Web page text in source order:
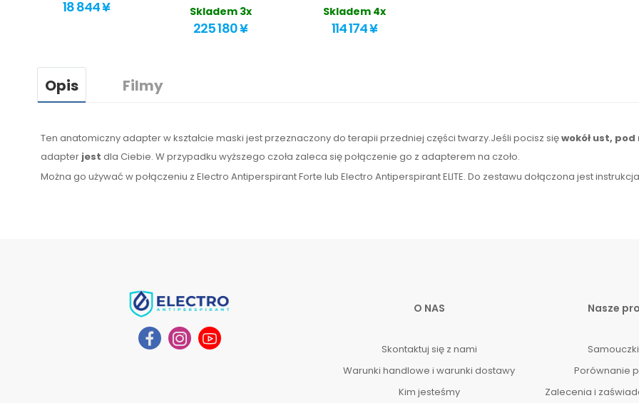
18 844 ¥ Skladem 3x
225 180 ¥
Skladem 4x
114 174 ¥
Opis Filmy
Ten anatomiczny adapter w kształcie maski jest przeznaczony do terapii przedniej części twarzy.Jeśli pocisz sięwokół ust, pod
adapter jest dla Ciebie. Wprzypadku wyższego czoła zaleca się połączenie go z adapterem na czoło.
Można go używać w połączeniu z Electro Antiperspirant Forte lub Electro Antiperspirant ELITE. Do zestawu dołączona jest
O NAS
Skontaktuj się z nami
Warunki handlowe i warunki dostawy
Kim jesteśmy
Nasze
Porównanie
Zalecenia i